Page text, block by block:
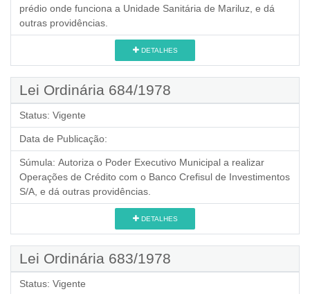
prédio onde funciona a Unidade Sanitária de Mariluz, e dá
outras providências.
DETALHES
Lei Ordinária 684/1978
Status: Vigente
Data de Publicação:
Súmula: Autoriza o Poder Executivo Municipal a realizar
Operações de Crédito com o Banco Crefisul de Investimentos
S/A, e dá outras providências.
DETALHES
Lei Ordinária 683/1978
Status: Vigente